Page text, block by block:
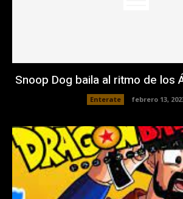
Snoop Dog baila al ritmo de los
Enterate febrero 13,